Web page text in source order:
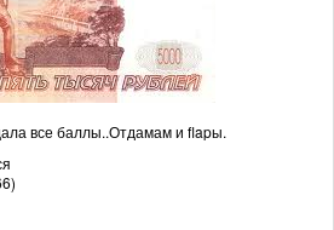
все баллы..Отдамам и flapы.